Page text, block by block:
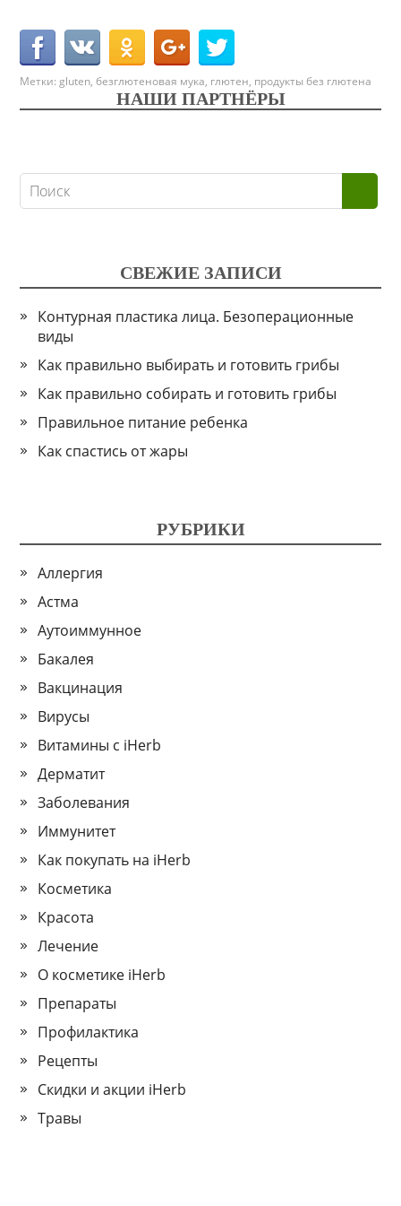
Метки: gluten,безглютеновая мука, глютен, продукты без глютена
НАШИ ПАРТНЁРЫ
СВЕЖИЕ ЗАПИСИ
Контурная пластика лица. Безоперационные
виды
Как правильно выбирать и готовить грибы
Как правильно собирать и готовить грибы
Правильное питание ребенка
Как спастись от жары
РУБРИКИ
Аллергия
Астма
Аутоиммунное
Бакалея
Вакцинация
Вирусы
Витамины с iHerb
Дерматит
Заболевания
Иммунитет
Как покупать на iHerb
Косметика
Красота
Лечение
О косметике iHerb
Препараты
Профилактика
Рецепты
Скидки и акции iHerb
Травы